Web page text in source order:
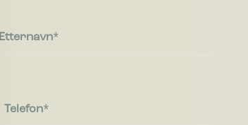
Etternavn
Telefon